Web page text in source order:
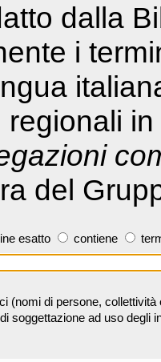
dalla
i
regionali
del
esatto contiene
(nomi di persone,
soggettazione ad uso degli